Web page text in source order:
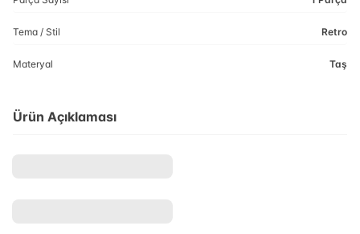
Tema / Stil Retro
Materyal Taş
Ürün Açıklaması